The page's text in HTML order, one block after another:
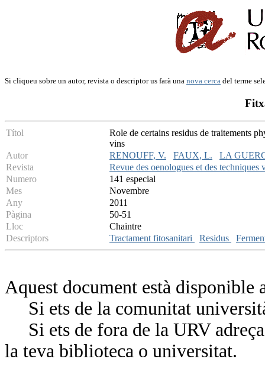
Si cliqueu sobre un autor, revista o descriptor us farà una nova cerca del terme
Títol
Role de certains residus de traitements
vins
Autor
RENOUFF, V. FAUX, L.
LA
Revista
Revue des oenologues et des
Numero
141 especial
Mes
Novembre
Any
2011
Pàgina
50-51
Lloc
Chaintre
Descriptors
Tractament fitosanitari Residus
Aquest document està
Si ets de la comunitat
Si ets de fora de la URV
la teva biblioteca o universitat.